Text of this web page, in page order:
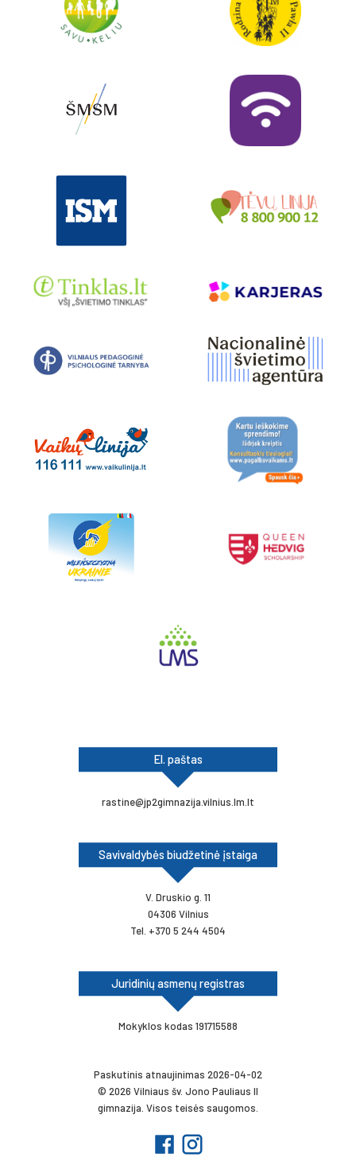
El. paštas
rastine@jp2gimnazija.vilnius.lm.lt
Savivaldybės biudžetinė įstaiga
V. Druskio g. 11
04306 Vilnius
Tel. +370 5 244 4504
Juridinių asmenų registras
Mokyklos kodas 191715588
Paskutinis atnaujinimas 2026-04-02
© 2026 Vilniaus šv. Jono Pauliaus II
gimnazija. Visos teisės saugomos.